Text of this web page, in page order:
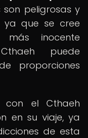
peligrosas y
ya que se cree
inocente
puede
proporciones
con el Cthaeh
en su viaje, ya
de esta